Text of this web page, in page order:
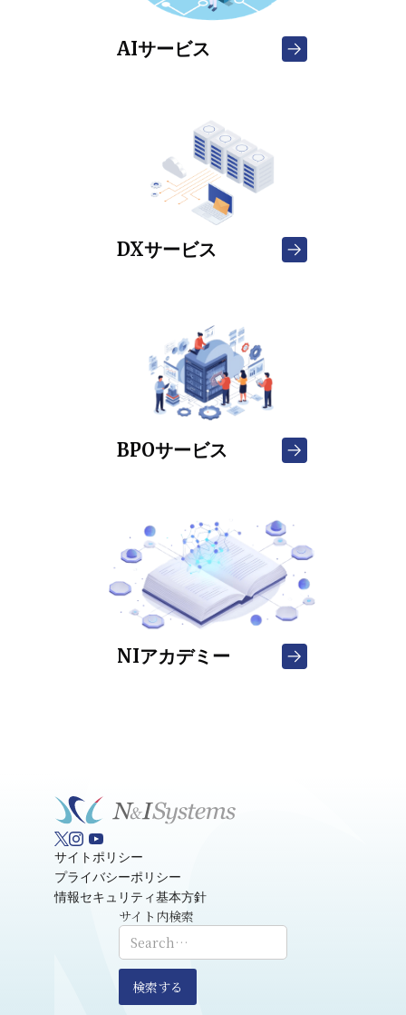
AIサービス
DXサービス
BPOサービス
NIアカデミー
サイトポリシー
プライバシーポリシー
情報セキュリティ基本方針
サイト内検索